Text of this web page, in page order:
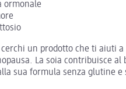
ormonale
un prodotto che ti aiuti
La soia contribuisce
sua formula senza glutine